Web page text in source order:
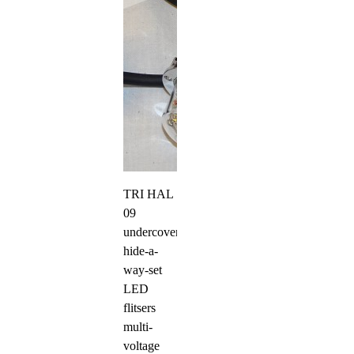
TRI HAL
09
undercover
hide-a-
way-set
LED
flitsers
multi-
voltage